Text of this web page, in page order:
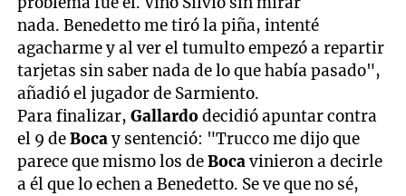
nada. Benedetto me tiró la piña, intenté
agacharme y al ver el tumulto empezó a repartir
tarjetas sin saber nada de lo que había pasado",
añadió el jugador de Sarmiento.
Para finalizar,Gallardodecidió apuntar contra
el 9 deBocay sentenció: "Trucco me dijo que
parece que mismo los deBocavinieron a decirle
a él que lo echen a Benedetto. Se ve que no sé,